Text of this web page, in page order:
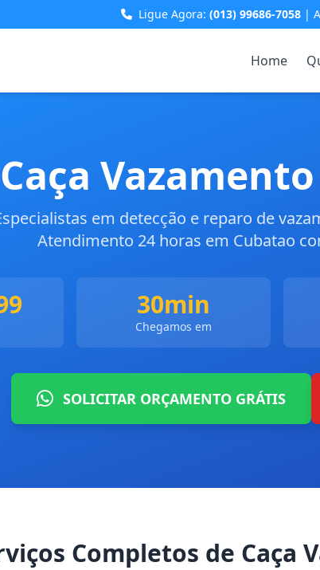
Ligue Agora: (013) 99686-7058 |
Home
Caça
em detecção e reparo de
Atendimento 24 horas em Cubatao
30min
Chegamos em
SOLICITAR ORÇAMENTO GRÁTIS
Completos de Caça